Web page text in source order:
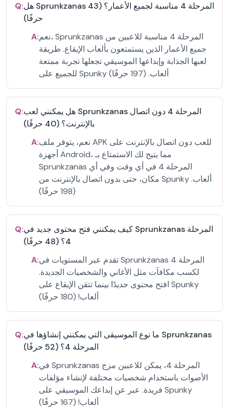
Q:هل Sprunkzanas المرحلة 4 مناسبة لجميع الأعمار؟ (43
حرفًا)
A:نعم، Sprunkzanas المرحلة 4 مناسبة للاعبين من
جميع الأعمار الذين يستمتعون بألعاب الإيقاع. طريقة
لعبها الجذابة وإبداعها الموسيقي تجعلها تجربة ممتعة
للجميع على Spunky ألعاب. (197 حرفًا)
Q:هل يمكنني لعب Sprunkzanas المرحلة 4 دون اتصال
بالإنترنت؟ (40 حرفًا)
A:نعم، يتوفر ملف APK للعب دون اتصال بالإنترنت على
أجهزة Android، مما يتيح لك الاستمتاع بـ
Sprunkzanas المرحلة 4 في أي وقت وفي أي
مكان، حتى بدون اتصال بالإنترنت من Spunky ألعاب.
(198 حرفًا)
Q:كيف يمكنني فتح محتوى جديد في Sprunkzanas المرحلة
4؟ (48 حرفًا)
A:تقدم عبر المستويات في Sprunkzanas المرحلة 4
لكسب مكافآت مثل الأغاني والشخصيات الجديدة.
افتح محتوى جديدًا بينما تتقن الإيقاع على Spunky
ألعاب! (180 حرفًا)
Q:ما نوع الموسيقى التي يمكنني إنشاؤها في Sprunkzanas
المرحلة 4؟ (52 حرفًا)
A:في Sprunkzanas المرحلة 4، يمكن للاعبين مزج
الأصوات باستخدام شخصيات مختلفة لإنشاء مؤلفات
فريدة. عبر عن إبداعك الموسيقي على Spunky
ألعاب! (167 حرفًا)